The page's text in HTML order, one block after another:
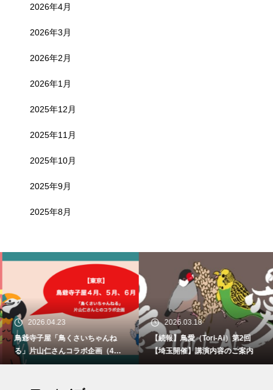
2026年4月
2026年3月
2026年2月
2026年1月
2025年12月
2025年11月
2025年10月
2025年9月
2025年8月
2026.04.23
鳥爺寺子屋「鳥くさいちゃんね
る」片山仁さんコラボ企画（4月2
9日、5月30日、6月21日）開催
2026.03.18
【続報】鳥愛（Tori-Ai）第2回
【埼玉開催】講演内容のご案内